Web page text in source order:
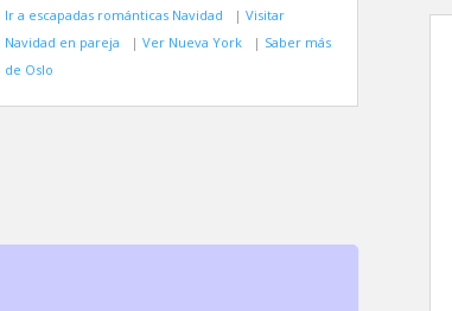
Ir a escapadas románticas Navidad | Visitar
Navidad en pareja
| Ver Nueva York | Saber más
de Oslo